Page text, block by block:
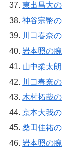
東出昌大の
神谷宗幣の
川口春奈
岩本照の腕
山中柔太
川口春奈
木村拓哉の
京本大我の
桑田佳祐
岩本照の腕